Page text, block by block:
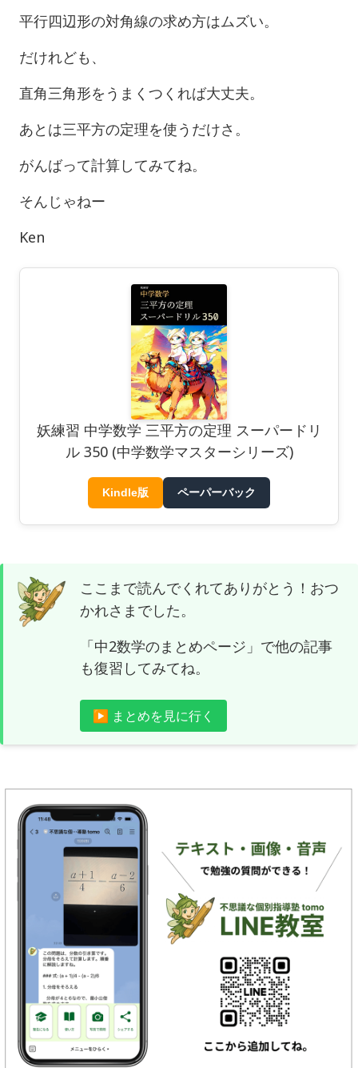
平行四辺形の対角線の求め方はムズい。
だけれども、
直角三角形をうまくつくれば大丈夫。
あとは三平方の定理を使うだけさ。
がんばって計算してみてね。
そんじゃねー
Ken
妖練習 中学数学 三平方の定理 スーパードリ
ル 350 (中学数学マスターシリーズ)
Kindle版 ペーパーバック
ここまで読んでくれてありがとう！おつ
かれさまでした。
「中2数学のまとめページ」で他の記事
も復習してみてね。
▶ まとめを見に行く